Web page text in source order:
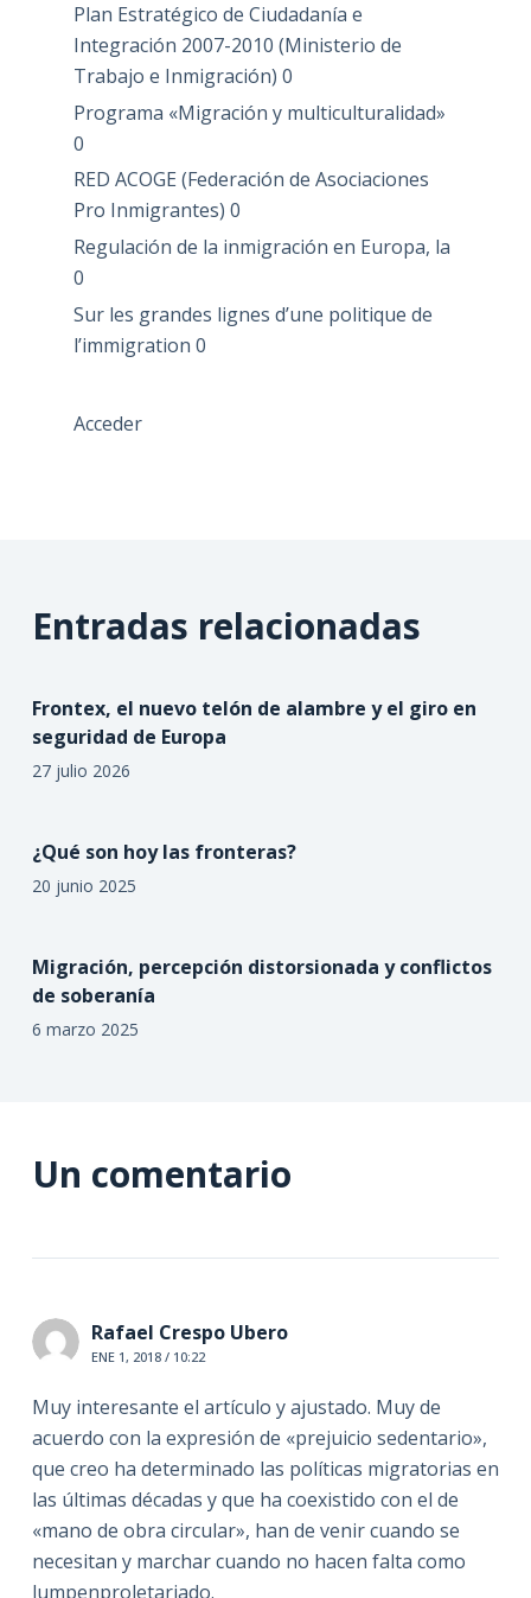
Plan Estratégico de Ciudadanía e
Integración 2007-2010 (Ministerio de
Trabajo e Inmigración) 0
Programa «Migración y multiculturalidad»
0
RED ACOGE (Federación de Asociaciones
Pro Inmigrantes) 0
Regulación de la inmigración en Europa, la
0
Sur les grandes lignes d’une politique de
l’immigration 0
Acceder
Entradas relacionadas
Frontex, el nuevo telón de alambre y el giro en
seguridad de Europa
27 julio 2026
¿Qué son hoy las fronteras?
20 junio 2025
Migración, percepción distorsionada y conflictos
de soberanía
6 marzo 2025
Un comentario
Rafael Crespo Ubero
ENE 1, 2018 / 10:22
Muy interesante el artículo y ajustado. Muy de
acuerdo con la expresión de «prejuicio sedentario»,
que creo ha determinado las políticas migratorias en
las últimas décadas y que ha coexistido con el de
«mano de obra circular», han de venir cuando se
necesitan y marchar cuando no hacen falta como
lumpenproletariado.